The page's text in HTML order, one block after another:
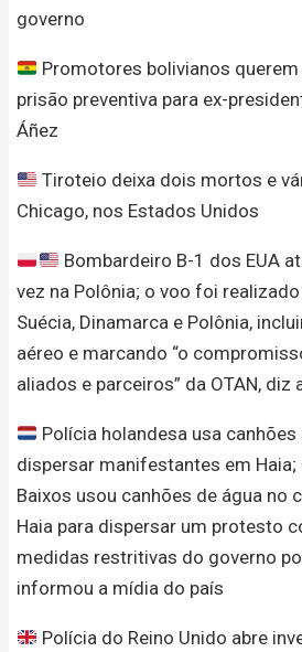
governo
Promotores bolivianos
prisão preventiva para ex-
Áñez
Tiroteio deixa dois mortos e
Chicago, nos Estados Unidos
Bombardeiro B-1 dos EUA
vez na Polônia; o voo foi
Suécia, Dinamarca e Polônia,
aéreo e marcando “o
aliados e parceiros” da OTAN, diz
Polícia holandesa usa canhões
dispersar manifestantes em
Baixos usou canhões de água no
Haia para dispersar um protesto
medidas restritivas do governo
informou a mídia do país
Polícia do Reino Unido abre